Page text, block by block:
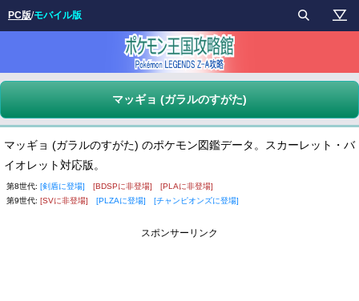
マッギョ (ガラルのすがた)
マッギョ (ガラルのすがた) のポケモン図鑑データ。スカーレット・バ
イオレット対応版。
第8世代: [剣盾に登場] [BDSPに非登場]
[PLAに非登場]
第9世代: [SVに非登場] [PLZAに登場] [チャンピオンズに登場]
スポンサーリンク
PC版/モバイル版